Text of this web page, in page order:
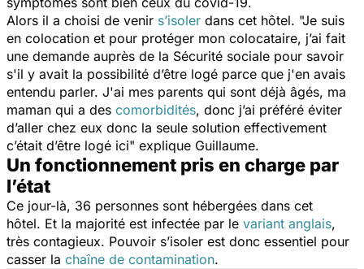
Alors il a choisi de venir s’isoler dans cet hôtel. "Je suis
en colocation et pour protéger mon colocataire, j’ai fait
une demande auprès de la Sécurité sociale pour savoir
s'il y avait la possibilité d’être logé parce que j'en avais
entendu parler. J'ai mes parents qui sont déjà âgés, ma
maman qui a des comorbidités, donc j’ai préféré éviter
d’aller chez eux donc la seule solution effectivement
c’était d’être logé ici" explique Guillaume.
Un fonctionnement pris en charge par
l’état
Ce jour-là, 36 personnes sont hébergées dans cet
hôtel. Et la majorité est infectée par le variant anglais,
très contagieux. Pouvoir s’isoler est donc essentiel pour
casser la chaîne de contamination.